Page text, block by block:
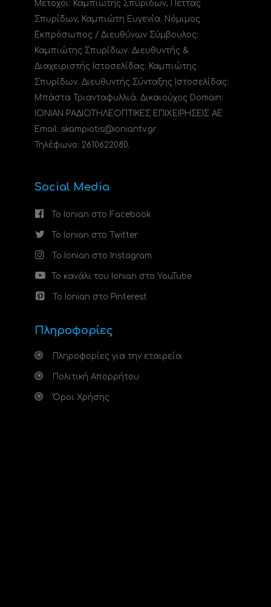
Μέτοχοι: Καμπιώτης Σπυρίδων, Πέττας
Σπυρίδων, Καμπιώτη Ευγενία. Νόμιμος
Εκπρόσωπος / Διευθύνων Σύμβουλος:
Καμπιώτης Σπυρίδων. Διευθυντής &
Διαχειριστής Ιστοσελίδας: Καμπιώτης
Σπυρίδων. Διευθυντής Σύνταξης Ιστοσελίδας:
Μπάστα Τριανταφυλλιά. Δικαιούχος Domain:
ΙΟΝΙΑΝ ΡΑΔΙΟΤΗΛΕΟΠΤΙΚΕΣ ΕΠΙΧΕΙΡΗΣΕΙΣ ΑΕ
Email: skampiotis@ioniantv.gr
Τηλέφωνο: 2610622080.
Social Media
Το Ionian στο Facebook
Το Ionian στο Twitter
Το Ionian στο Instagram
Το κανάλι του Ionian στο YouTube
Το Ionian στο Pinterest
Πληροφορίες
Πληροφορίες για την εταιρεία
Πολιτική Απορρήτου
Όροι Χρήσης